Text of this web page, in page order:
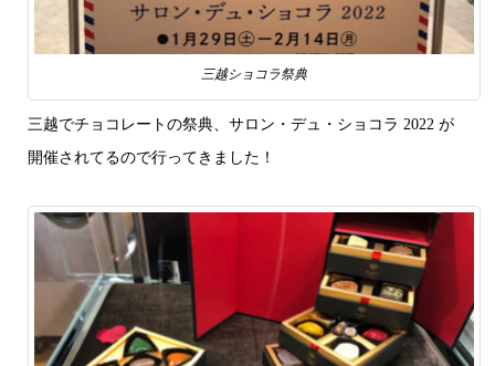
三越ショコラ祭典
三越でチョコレートの祭典、サロン・デュ・ショコラ 2022 が
開催されてるので行ってきました！